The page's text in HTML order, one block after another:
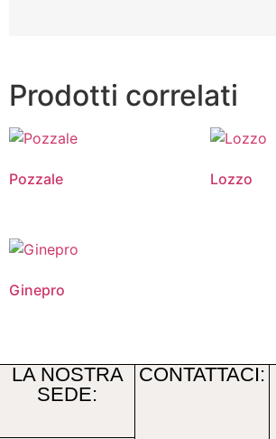
Prodotti correlati
Pozzale Lozzo
Ginepro
LA NOSTRA
SEDE:
CONTATTACI: